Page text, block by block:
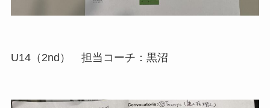
U14（2nd） 担当コーチ：黒沼